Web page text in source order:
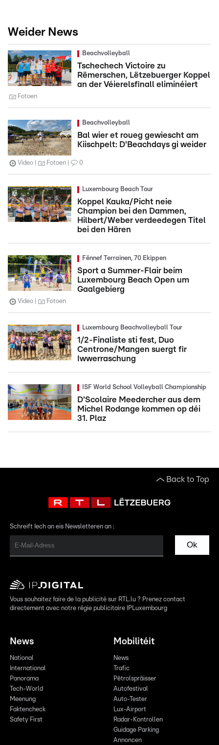
Weider News
Beachvolleyball
Tschechech Victoire zu
Rëmerschen, Lëtzebuerger Koppel
an der Véierelsfinall eliminéiert
Fotoen
Beachvolleyball
Bal wier et roueg gewiescht am
Kiischpelt: D'Beachdays gi weider
Video Fotoen 0
Luxembourg Beach Tour
Koppel Kauka/Picht neie
Champion bei den Dammen,
Hilbert/Weber verdeedegen Titel
bei den Hären
Fënnef Terrainen, 70 Ekippen
Sport a Summer-Flair beim
Luxembourg Beach Open um
Gaalgebierg
Video Fotoen
Luxembourg Beachvolleyball Tour
1/2-Finaliste sti fest, Duo
Centrone/Mangen suergt fir
Iwwerraschung
ISF World School Volleyball Championship
D'Scolaire Meedercher aus dem
Michel Rodange kommen op déi
31. Plaz
Back to Top
Schreift Iech an eis Newsletteren an :
Ok
Vous souhaitez faire de la publicité sur RTL.lu ? Prenez contact
directement avec notre régie publicitaire IPLuxembourg
News
National
International
Panorama
Tech-World
Meenung
Faktencheck
Safety First
Mobilitéit
News
Trafic
Pëtrolspräisser
Autofestival
Auto-Tester
Lux-Airport
Radar-Kontrollen
Guidage Parking
Annoncen